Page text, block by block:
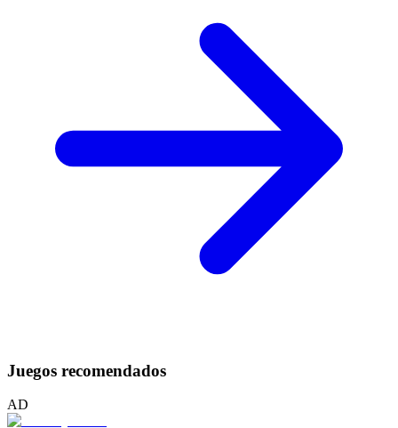
Juegos recomendados
AD